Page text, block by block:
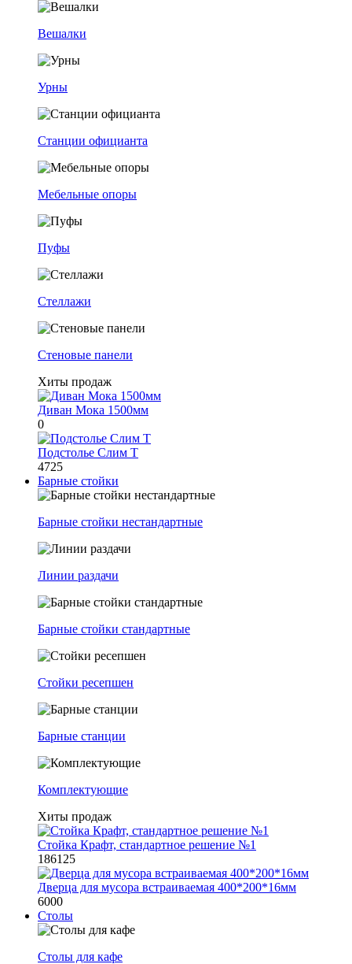
Вешалки
Урны
Станции официанта
Мебельные опоры
Пуфы
Стеллажи
Стеновые панели
Хиты продаж
Диван Мока 1500мм
0
Подстолье Слим Т
4725
Барные стойки
Барные стойки нестандартные
Линии раздачи
Барные стойки стандартные
Стойки ресепшен
Барные станции
Комплектующие
Хиты продаж
Стойка Крафт, стандартное решение №1
186125
Дверца для мусора встраиваемая 400*200*16мм
6000
Столы
Столы для кафе